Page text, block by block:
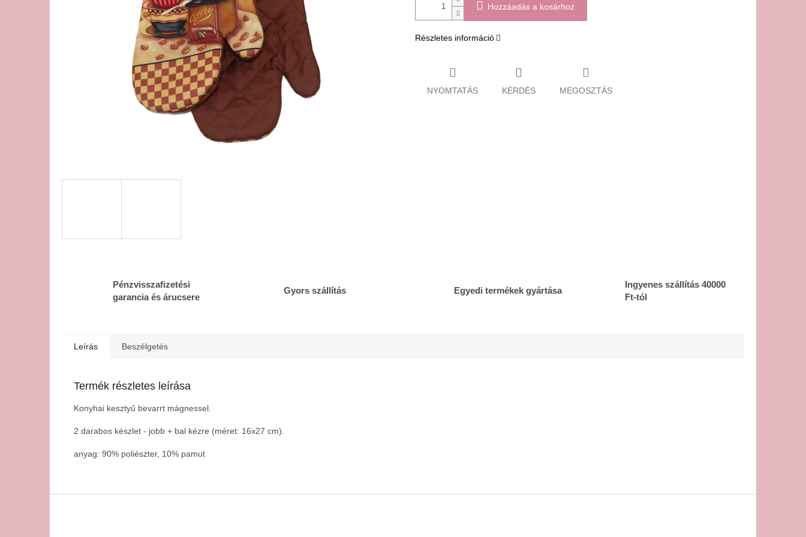
Hozzáadás a kosárhoz
Részletes információ
NYOMTATÁS KÉRDÉS MEGOSZTÁS
Pénzvisszafizetési
garancia és árucsere
Gyors szállítás Egyedi termékek gyártása
Ingyenes szállítás 40000
Ft-tól
Leírás Beszélgetés
Termék részletes leírása
Konyhai kesztyű bevarrt mágnessel.
2 darabos készlet - jobb + bal kézre (méret: 16x27 cm).
anyag: 90% poliészter, 10% pamut